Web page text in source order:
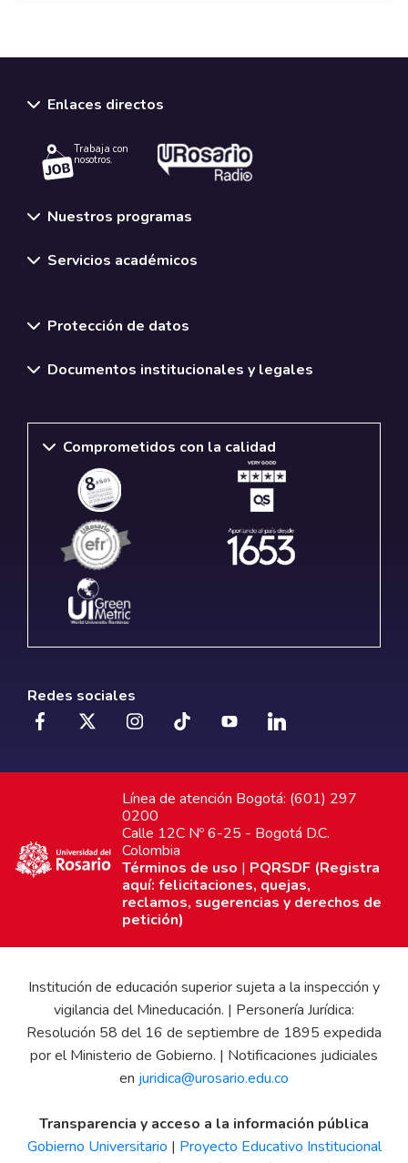
Enlaces directos
Trabaja con
nosotros.
Nuestros programas
Servicios académicos
Protección de datos
Documentos institucionales y legales
Comprometidos con la calidad
Redes sociales
Línea de atención Bogotá: (601) 297
0200
Calle 12C Nº 6-25 - Bogotá D.C.
Colombia
Términos de uso | PQRSDF (Registra
aquí: felicitaciones, quejas,
reclamos, sugerencias y derechos de
petición)
Institución de educación superior sujeta a la inspección y
vigilancia del Mineducación. | Personería Jurídica:
Resolución 58 del 16 de septiembre de 1895 expedida
por el Ministerio de Gobierno. | Notificaciones judiciales
en juridica@urosario.edu.co
Transparencia y acceso a la información pública
Gobierno Universitario | Proyecto Educativo Institucional